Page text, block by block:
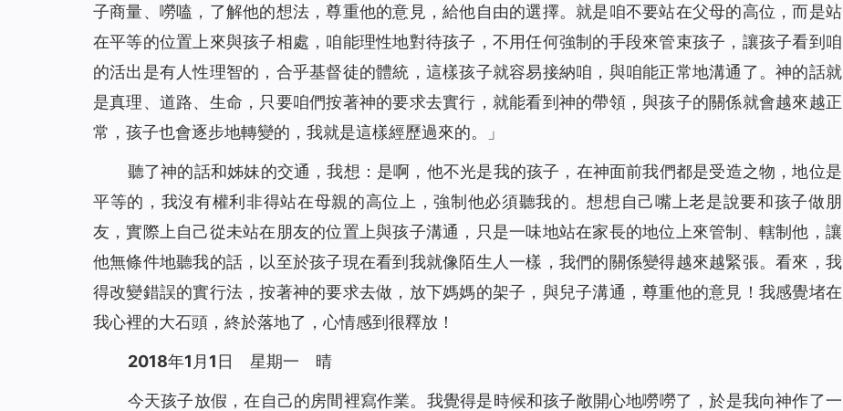
子商量、嘮嗑，了解他的想法，尊重他的意見，給他自由的選擇。就是咱不要站在父母的高位，而是站
在平等的位置上來與孩子相處，咱能理性地對待孩子，不用任何強制的手段來管束孩子，讓孩子看到咱
的活出是有人性理智的，合乎基督徒的體統，這樣孩子就容易接納咱，與咱能正常地溝通了。神的話就
是真理、道路、生命，只要咱們按著神的要求去實行，就能看到神的帶領，與孩子的關係就會越來越正
常，孩子也會逐步地轉變的，我就是這樣經歷過來的。」
聽了神的話和姊妹的交通，我想：是啊，他不光是我的孩子，在神面前我們都是受造之物，地位是
平等的，我沒有權利非得站在母親的高位上，強制他必須聽我的。想想自己嘴上老是說要和孩子做朋
友，實際上自己從未站在朋友的位置上與孩子溝通，只是一味地站在家長的地位上來管制、轄制他，讓
他無條件地聽我的話，以至於孩子現在看到我就像陌生人一樣，我們的關係變得越來越緊張。看來，我
得改變錯誤的實行法，按著神的要求去做，放下媽媽的架子，與兒子溝通，尊重他的意見！我感覺堵在
我心裡的大石頭，終於落地了，心情感到很釋放！
2018年1月1日 星期一 晴
今天孩子放假，在自己的房間裡寫作業。我覺得是時候和孩子敞開心地嘮嘮了，於是我向神作了一